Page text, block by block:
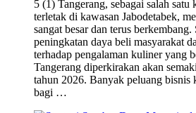
5 (1) Tangerang, sebagai salah satu
terletak di kawasan Jabodetabek,
sangat besar dan terus
peningkatan daya beli masyarakat
terhadap pengalaman kuliner yang
Tangerang diperkirakan akan
tahun 2026. Banyak peluang bisnis
bagi …